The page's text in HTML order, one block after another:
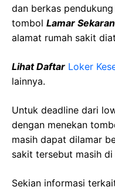
dan berkas
tombol Lamar
alamat rumah sakit
Lihat Daftar Loker
lainnya.
Untuk deadline dari
dengan menekan
masih dapat dilamar
sakit tersebut masih di
Sekian informasi